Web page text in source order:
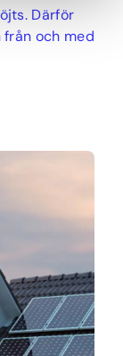
Därför
och med